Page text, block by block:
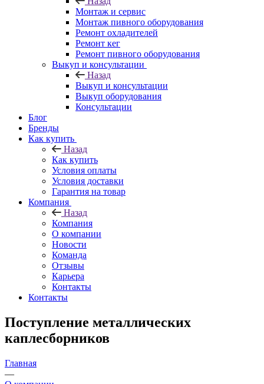
Монтаж и сервис
Монтаж пивного оборудования
Ремонт охладителей
Ремонт кег
Ремонт пивного оборудования
Выкуп и консультации
Назад
Выкуп и консультации
Выкуп оборудования
Консультации
Блог
Бренды
Как купить
Назад
Как купить
Условия оплаты
Условия доставки
Гарантия на товар
Компания
Назад
Компания
О компании
Новости
Команда
Отзывы
Карьера
Контакты
Контакты
Поступление металлических
каплесборников
Главная
—